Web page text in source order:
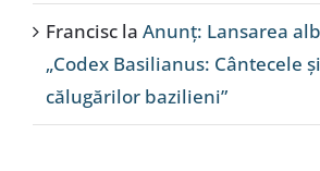
Francisc la Anunț: Lansarea
„Codex Basilianus: Cântecele
călugărilor bazilieni”